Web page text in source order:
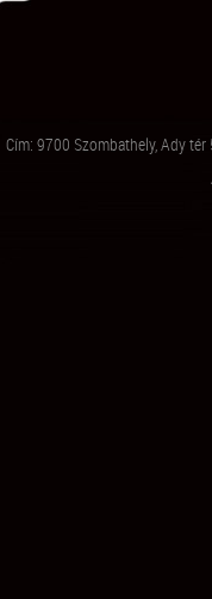
Cím: 9700 Szombathely, Ady